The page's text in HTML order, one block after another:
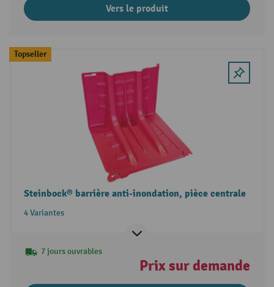
Vers le produit
Topseller
Steinbock® barrière anti-inondation, pièce centrale
4 Variantes
7 jours ouvrables
Prix sur demande